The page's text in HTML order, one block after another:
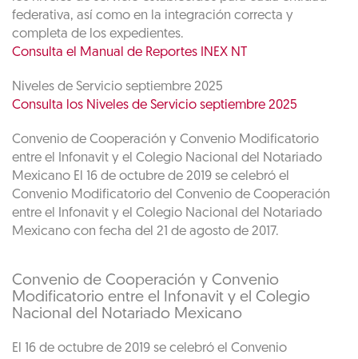
federativa, así como en la integración correcta y
completa de los expedientes.
Consulta el Manual de Reportes INEX NT
Niveles de Servicio septiembre 2025
Consulta los Niveles de Servicio septiembre 2025
Convenio de Cooperación y Convenio Modificatorio
entre el Infonavit y el Colegio Nacional del Notariado
Mexicano El 16 de octubre de 2019 se celebró el
Convenio Modificatorio del Convenio de Cooperación
entre el Infonavit y el Colegio Nacional del Notariado
Mexicano con fecha del 21 de agosto de 2017.
Convenio de Cooperación y Convenio
Modificatorio entre el Infonavit y el Colegio
Nacional del Notariado Mexicano
El 16 de octubre de 2019 se celebró el Convenio